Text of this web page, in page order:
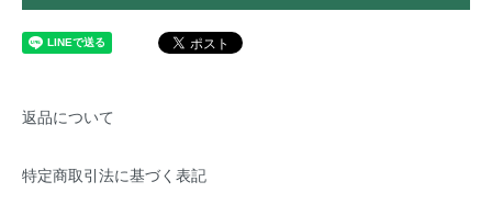
返品について
特定商取引法に基づく表記